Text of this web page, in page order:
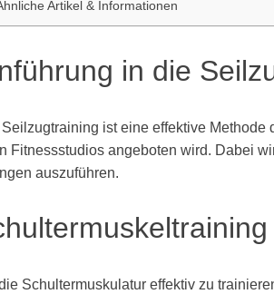
Artikel & Informationen
in die
Seilzugtraining ist eine effektive Methode
Fitnessstudios angeboten wird. Dabei
auszuführen.
Schultermuskulatur effektiv zu